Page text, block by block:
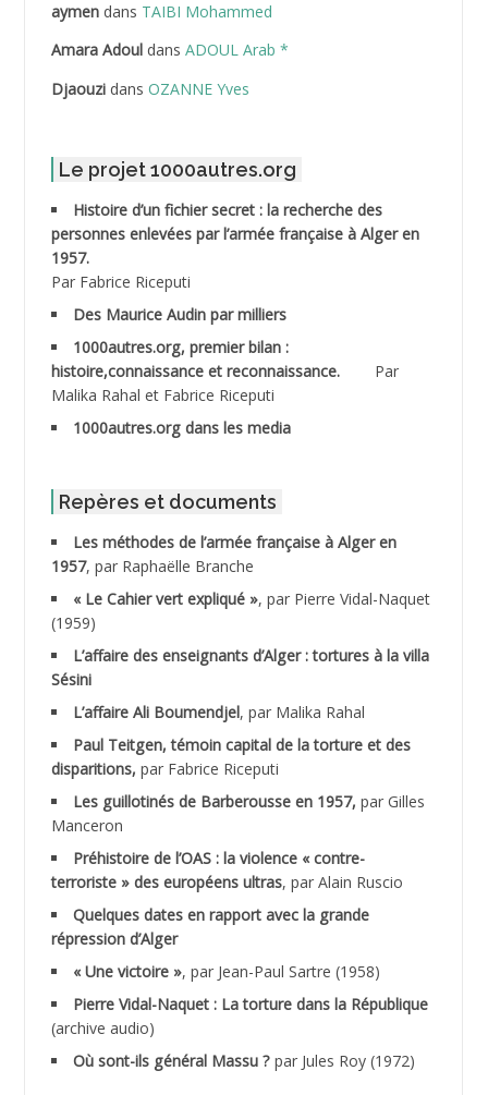
ABDELLI Mohamed
ABDELLI Mohamed *
ABDELMOUMENE Ahmed
ABDESMED Mohamed ben Kaddour
ABDESSELAMI Kouider
ABDESSLEM Ahmed dit le Coiffeur
ABDOUDOU
ABID Mohamed
ABNOUN Salah
ACHACHE M.*
ACHLAF Ali
ADALMI
ADANE Ramdane *
ADDAD
ADDALA Boualem*
ADDANE
ADDECHE Rachid
aymendans TAIBI Mohammed
Amara Adouldans ADOUL Arab *
Djaouzidans OZANNE Yves
Le projet 1000autres.org
Histoire d’un fichier secret : la recherche des
personnes enlevées par l’armée française à Alger en
1957.
Par Fabrice Riceputi
Des Maurice Audin par milliers
1000autres.org, premier bilan :
histoire,connaissance et reconnaissance.
Par
Malika Rahal et Fabrice Riceputi
1000autres.org dans les media
Repères et documents
Les méthodes de l’armée française à Alger en
1957, par Raphaëlle Branche
« Le Cahier vert expliqué », par Pierre Vidal-Naquet
(1959)
L’affaire des enseignants d’Alger : tortures à la villa
Sésini
L’affaire Ali Boumendjel, par Malika Rahal
Paul Teitgen, témoin capital de la torture et des
disparitions, par Fabrice Riceputi
Les guillotinés de Barberousse en 1957, par Gilles
Manceron
Préhistoire de l’OAS : la violence « contre-
terroriste » des européens ultras, par Alain Ruscio
Quelques dates en rapport avec la grande
répression d’Alger
« Une victoire », par Jean-Paul Sartre (1958)
Pierre Vidal-Naquet : La torture dans la République
(archive audio)
Où sont-ils général Massu ? par Jules Roy (1972)